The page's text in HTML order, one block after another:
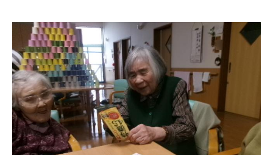
ブログ
よくある質問
お問い合わせ